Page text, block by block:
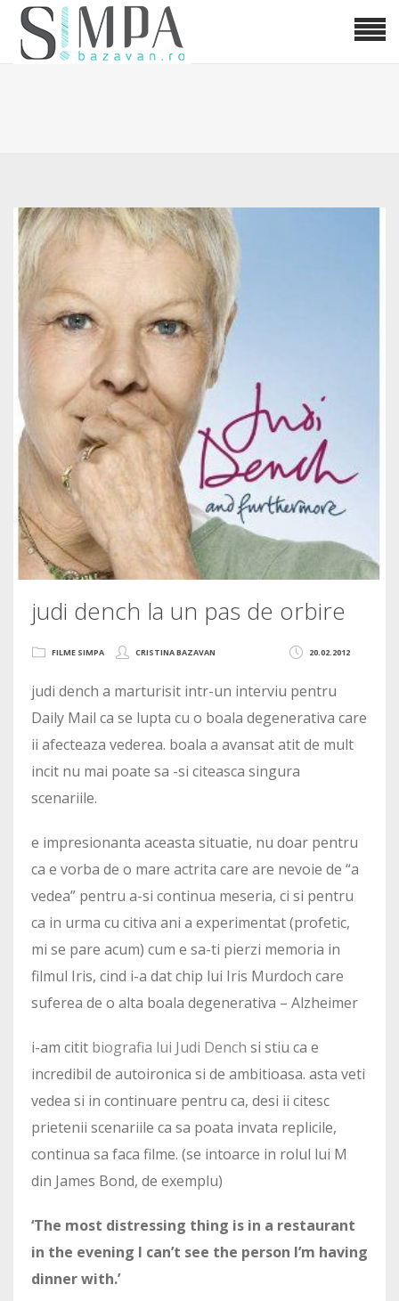
judi dench la un pas de orbire
20.02.2012
FILME SIMPA CRISTINA BAZAVAN
judi dench a marturisit intr-un interviu pentru
Daily Mail ca se lupta cu o boala degenerativa care
ii afecteaza vederea. boala a avansat atit de mult
incit nu mai poate sa -si citeasca singura
scenariile.
e impresionanta aceasta situatie, nu doar pentru
ca e vorba de o mare actrita care are nevoie de “a
vedea” pentru a-si continua meseria, ci si pentru
ca in urma cu citiva ani a experimentat (profetic,
mi se pare acum) cum e sa-ti pierzi memoria in
filmul Iris, cind i-a dat chip lui Iris Murdoch care
suferea de o alta boala degenerativa – Alzheimer
i-am citit biografia lui Judi Dench si stiu ca e
incredibil de autoironica si de ambitioasa. asta veti
vedea si in continuare pentru ca, desi ii citesc
prietenii scenariile ca sa poata invata replicile,
continua sa faca filme. (se intoarce in rolul lui M
din James Bond, de exemplu)
‘The most distressing thing is in a restaurant
in the evening I can’t see the person I’m having
dinner with.’